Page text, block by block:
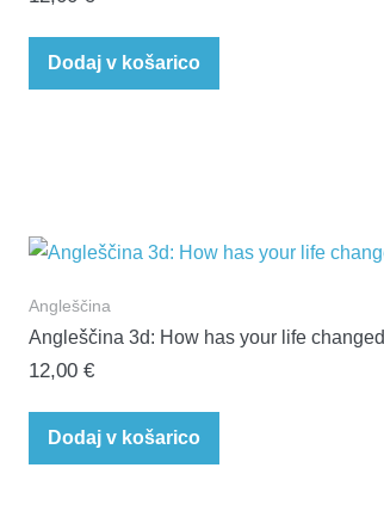
Dodaj v košarico
Angleščina
Angleščina 3d: How has your life changed
12,00 €
Dodaj v košarico